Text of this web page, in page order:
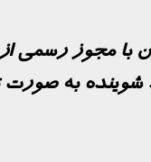
شوینده به صورت